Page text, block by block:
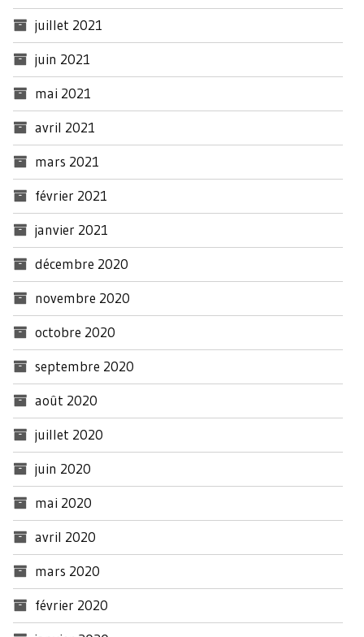
juillet 2021
juin 2021
mai 2021
avril 2021
mars 2021
février 2021
janvier 2021
décembre 2020
novembre 2020
octobre 2020
septembre 2020
août 2020
juillet 2020
juin 2020
mai 2020
avril 2020
mars 2020
février 2020